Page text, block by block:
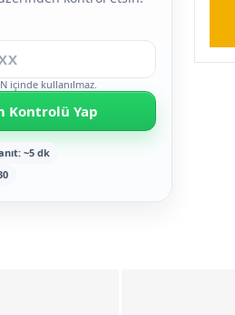
içinde kullanılmaz.
Kontrolü Yap
~5 dk